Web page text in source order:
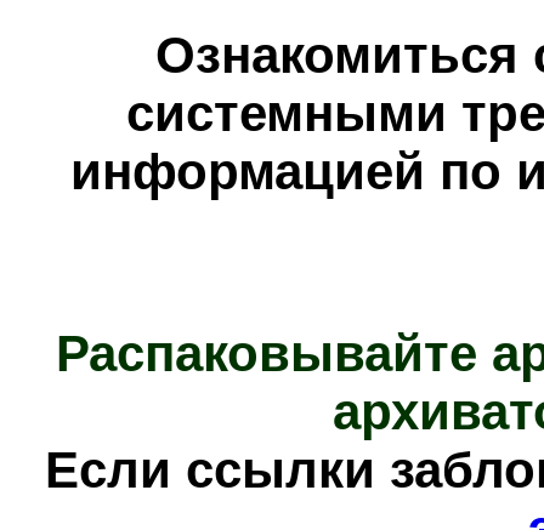
Ознакомиться
системными
информацией по
Распаковывайте
Если ссылки